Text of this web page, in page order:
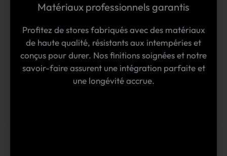
Matériaux professionnels garantis
Profitez de stores fabriqués avec des matériaux
de haute qualité, résistants aux intempéries et
conçus pour durer. Nos finitions soignées et notre
savoir-faire assurent une intégration parfaite et
une longévité accrue.